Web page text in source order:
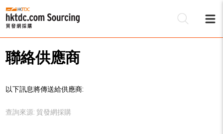
聯絡供應商
以下訊息將傳送給供應商:
查詢來源: 貿發網採購